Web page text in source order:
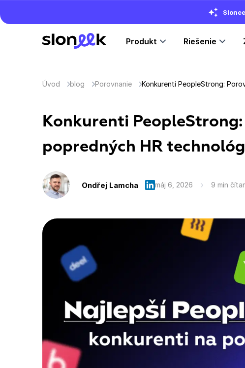
Produkt Riešenie
Úvod blog Porovnanie
Konkurenti
popredných HR
Ondřej Lamcha máj 6, 2026 9 min